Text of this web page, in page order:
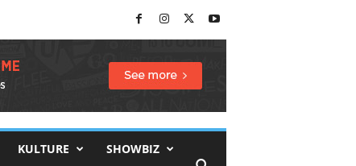
KULTURE SHOWBIZ